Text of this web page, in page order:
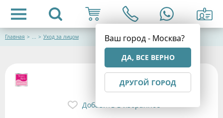
Ваш город - Москва?
ДА, ВСЕ ВЕРНО
ДРУГОЙ ГОРОД
Главная > ... > Уход за лицом
Добавить в избранное